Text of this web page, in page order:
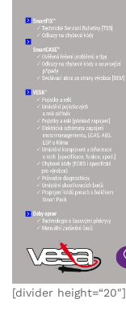
[divider height=“20″]